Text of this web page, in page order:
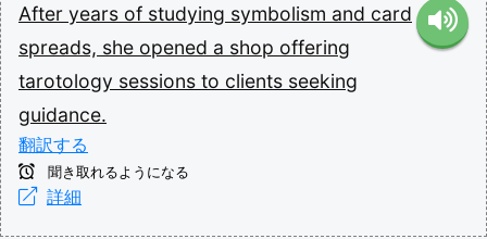
After years of studying symbolism and card
spreads, she opened a shop offering
tarotology sessions to clients seeking
guidance.
翻訳する
聞き取れるようになる
詳細